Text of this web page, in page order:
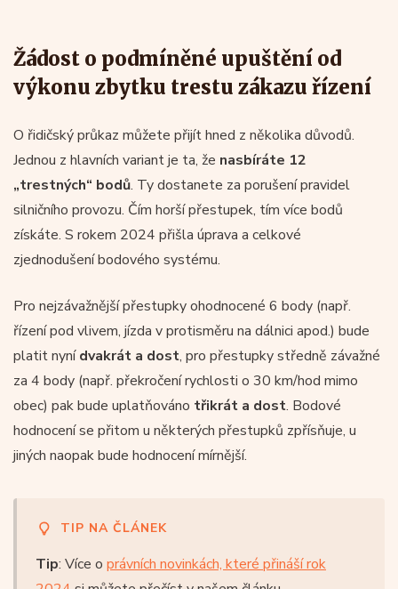
Žádost o podmíněné upuštění od
výkonu zbytku trestu zákazu řízení
O řidičský průkaz můžete přijít hned z několika důvodů.
Jednou z hlavních variant je ta, že nasbíráte 12
„trestných“ bodů. Ty dostanete za porušení pravidel
silničního provozu. Čím horší přestupek, tím více bodů
získáte. S rokem 2024 přišla úprava a celkové
zjednodušení bodového systému.
Pro nejzávažnější přestupky ohodnocené 6 body (např.
řízení pod vlivem, jízda v protisměru na dálnici apod.) bude
platit nynídvakrát a dost, pro přestupky středně závažné
za 4 body (např. překročení rychlosti o 30 km/hod mimo
obec) pak bude uplatňováno třikrát a dost. Bodové
hodnocení se přitom u některých přestupků zpřísňuje, u
jiných naopak bude hodnocení mírnější.
TIP NA ČLÁNEK
Tip: Více o právních novinkách, které přináší rok